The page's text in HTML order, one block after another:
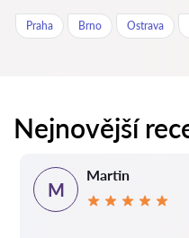
Praha Brno Ostrava
Nejnovější
M
Martin